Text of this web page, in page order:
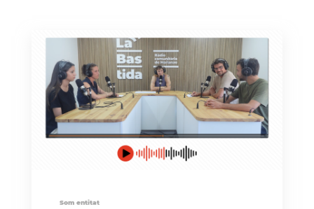
Som entitat